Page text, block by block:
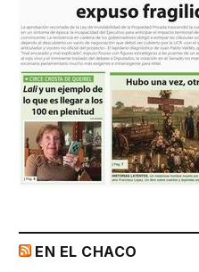
EN EL CHACO